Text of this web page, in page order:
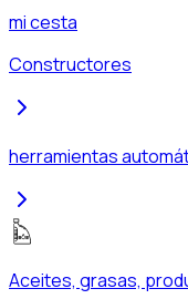
mi cesta
Constructores
herramientas
Aceites, grasas,